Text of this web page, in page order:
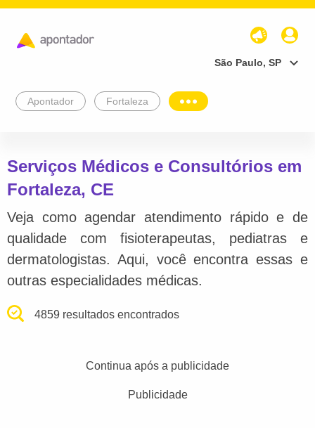
São Paulo, SP
Apontador Fortaleza
Serviços Médicos e Consultórios em
Fortaleza, CE
Veja como agendar atendimento rápido e de
qualidade com fisioterapeutas, pediatras e
dermatologistas. Aqui, você encontra essas e
outras especialidades médicas.
4859 resultados encontrados
Continua após a publicidade
Publicidade